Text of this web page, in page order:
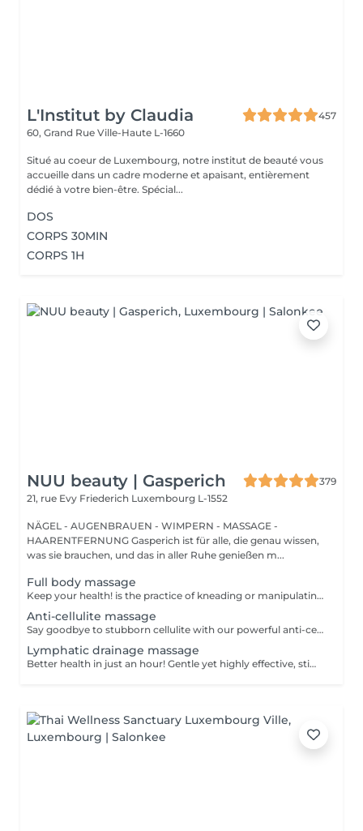
L'Institut by Claudia
457
60, Grand Rue Ville-Haute L-1660
Situé au coeur de Luxembourg, notre institut de beauté vous
accueille dans un cadre moderne et apaisant, entièrement
dédié à votre bien-être. Spécial...
DOS
CORPS 30MIN
CORPS 1H
NUU beauty | Gasperich
379
21, rue Evy Friederich Luxembourg L-1552
NÄGEL - AUGENBRAUEN - WIMPERN - MASSAGE -
HAARENTFERNUNG Gasperich ist für alle, die genau wissen,
was sie brauchen, und das in aller Ruhe genießen m...
Full body massage
Keep your health! is the practice of kneading or manipulating a person's muscles and other soft-tissue in order to reduce stress, reduce muscle pain, increase relaxation and improve the work of the immune system. Age restrictions: there are no age restrictions for this procedure. Post procedure recommendations: do not do sport and any sharp movements 2-3 hours after the procedure. Frequency: 1-2 times per week, 10 times in total. Repeat once in 3-6 months.
Anti-cellulite massage
Say goodbye to stubborn cellulite with our powerful anti-cellulite massage! This intensive treatment uses firm, targeted techniques to stimulate circulation, break down fat deposits, and smooth the skin's texture. By enhancing lymphatic flow and increasing metabolism, it visibly reduces the appearance of dimples and improves overall skin tone. Ideal as part of a body contouring plan. Age restrictions: recommended to do from 16 years. Post procedure recommendations: do not do sport and any sharp movements for 2-3 hours after the procedure. Frequency: 2-3 times per week, 10 times in total. Repeat once in 3-6 months.
Lymphatic drainage massage
Better health in just an hour! Gentle yet highly effective, stimulates the body's lymphatic system to flush out toxins, reduce swelling, and enhance immunity. This technique uses light, rhythmic strokes to encourage natural drainage, making it perfect for reducing bloating, post-surgery care, and improving skin tone. A go-to for detox and wellness. Age restrictions: there are no age restrictions for this procedure. Post procedure recommendations: do not do sport and any sharp movements 2-3 hours after the procedure. Frequency: 1-2 times per week, 10 times in total. Repeat once in 3-6 months.